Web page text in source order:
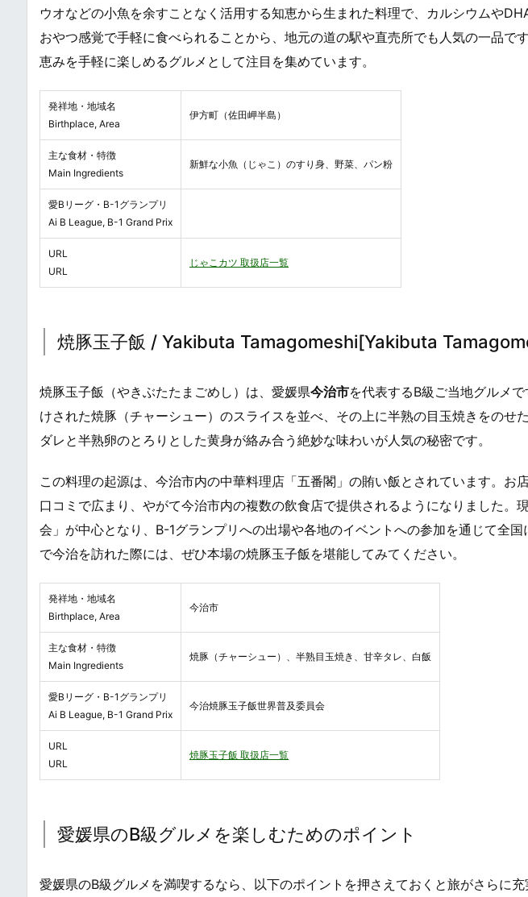
ウオなどの小魚を余すことなく活用する知恵から生まれた料理で、カルシウムや
おやつ感覚で手軽に食べられることから、地元の道の駅や直売所でも人気の一品で
恵みを手軽に楽しめるグルメとして注目を集めています。
発祥地・地域名
Birthplace, Area
伊方町（佐田岬半島）
主な食材・特徴
Main Ingredients
新鮮な小魚（じゃこ）のすり身、野菜、パン粉
愛Bリーグ・B-1グランプリ
Ai B League, B-1 Grand Prix
URL
URL
じゃこカツ 取扱店一覧
焼豚玉子飯 / Yakibuta Tamagomeshi[Yakibuta
焼豚玉子飯（やきぶたたまごめし）は、愛媛県今治市を代表するB級ご当地グルメ
けされた焼豚（チャーシュー）のスライスを並べ、その上に半熟の目玉焼きをのせ
ダレと半熟卵のとろりとした黄身が絡み合う絶妙な味わいが人気の秘密です。
この料理の起源は、今治市内の中華料理店「五番閣」の賄い飯とされています。お
口コミで広まり、やがて今治市内の複数の飲食店で提供されるようになりました。
会」が中心となり、B-1グランプリへの出場や各地のイベントへの参加を通じて全
で今治を訪れた際には、ぜひ本場の焼豚玉子飯を堪能してみてください。
発祥地・地域名
Birthplace, Area
今治市
主な食材・特徴
Main Ingredients
焼豚（チャーシュー）、半熟目玉焼き、甘辛タレ、白飯
愛Bリーグ・B-1グランプリ
Ai B League, B-1 Grand Prix
今治焼豚玉子飯世界普及委員会
URL
URL
焼豚玉子飯 取扱店一覧
愛媛県のB級グルメを楽しむためのポイント
愛媛県のB級グルメを満喫するなら、以下のポイントを押さえておくと旅がさらに充